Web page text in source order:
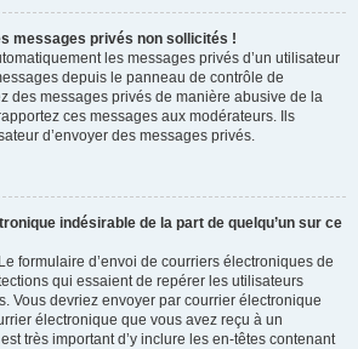
messages privés non sollicités !
les messages privés d’un utilisateur
depuis le panneau de contrôle de
des messages privés de manière abusive de la
ces messages aux modérateurs. Ils
d’envoyer des messages privés.
indésirable de la part de quelqu’un sur ce
formulaire d’envoi de courriers électroniques de
qui essaient de repérer les utilisateurs
Vous devriez envoyer par courrier électronique
électronique que vous avez reçu à un
très important d’y inclure les en-têtes contenant